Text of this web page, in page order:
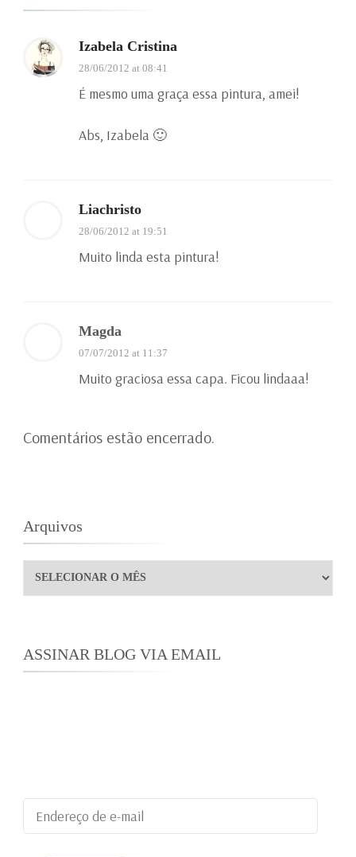
Izabela Cristina
28/06/2012 at 08:41
É mesmo uma graça essa pintura, amei!
Abs, Izabela 🙂
Liachristo
28/06/2012 at 19:51
Muito linda esta pintura!
Magda
07/07/2012 at 11:37
Muito graciosa essa capa. Ficou lindaaa!
Comentários estão encerrado.
Arquivos
Arquivos
ASSINAR BLOG VIA EMAIL
Endereço
de